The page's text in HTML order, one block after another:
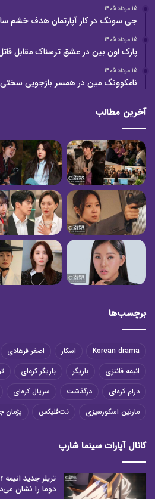
15 مرداد 1405
جی سونگ در کار آپارتمان هدف خشم
15 مرداد 1405
پارک اون بین در عشق ترسناک مقابل
15 مرداد 1405
نامکوونگ مین در همسر بازجویی
آخرین مطالب
برچسب‌ها
Korean drama اسکار اصغر فرهادی
انیمه فانتزی
بازیگر بازیگر کره‌ای
درام کره‌ای
درگذشت سریال کره‌ای
مارتین اسکورسیزی
نت‌فلیکس پژمان
کانال آپارات سینما شارپ
دوما را نشان